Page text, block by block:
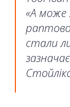
«А може
стали